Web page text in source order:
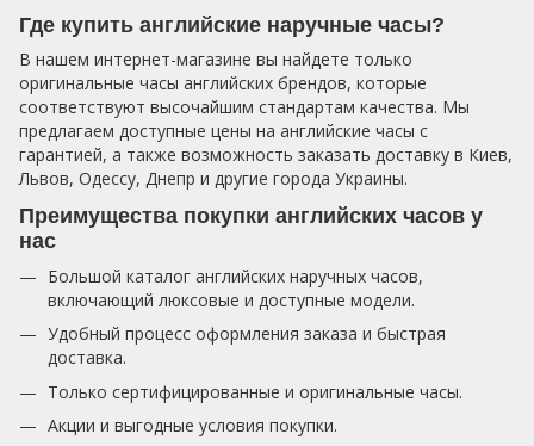
Где купить английские наручные часы?
В нашем интернет-магазине вы найдете только
оригинальные часы английских брендов, которые
соответствуют высочайшим стандартам качества. Мы
предлагаем доступные цены на английские часы с
гарантией, а также возможность заказать доставку в Киев,
Львов, Одессу, Днепр и другие города Украины.
Преимущества покупки английских часов у
нас
Большой каталог английских наручных часов,
включающий люксовые и доступные модели.
Удобный процесс оформления заказа и быстрая
доставка.
Только сертифицированные и оригинальные часы.
Акции и выгодные условия покупки.